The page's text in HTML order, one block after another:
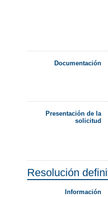
Documentación
Presentación de la
solicitud
Resolución
Información